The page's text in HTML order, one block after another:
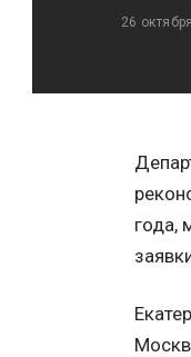
26
года,